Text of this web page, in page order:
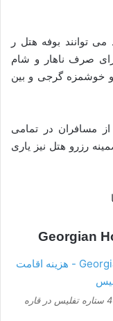
توانند بوفه هتل ر
صرف ناهار و شام
و خوشمزه گرجی و بین
از مسافران در تمامی
رزرو هتل نیز یاری